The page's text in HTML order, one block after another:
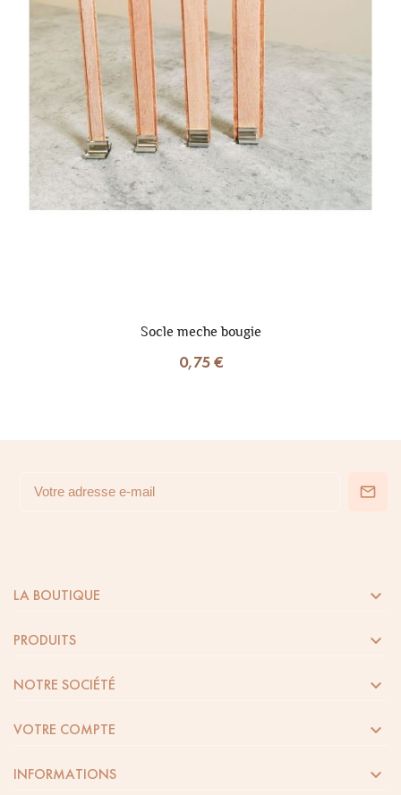
Socle meche bougie
0,75 €
LA BOUTIQUE 
PRODUITS 
NOTRE SOCIÉTÉ 
VOTRE COMPTE 
INFORMATIONS 